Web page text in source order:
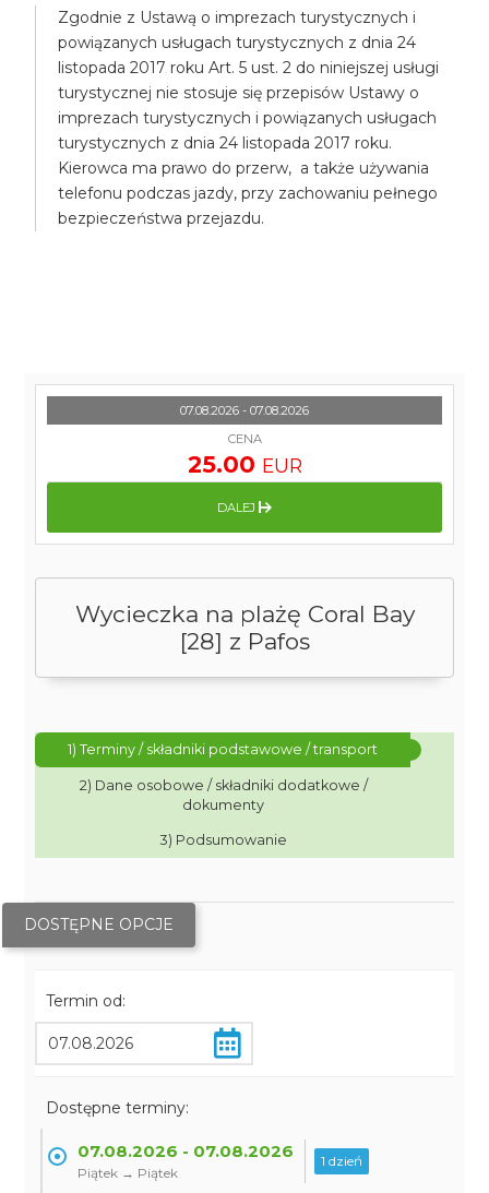
Zgodnie z Ustawą o imprezach turystycznych i
powiązanych usługach turystycznych z dnia 24
listopada 2017 roku Art. 5 ust. 2 do niniejszej usługi
turystycznej nie stosuje się przepisów Ustawy o
imprezach turystycznych i powiązanych usługach
turystycznych z dnia 24 listopada 2017 roku.
Kierowca ma prawo do przerw, a także używania
telefonu podczas jazdy, przy zachowaniu pełnego
bezpieczeństwa przejazdu.
Wycieczka na plażę Coral Bay
[28] z Pafos
1) Terminy / składniki podstawowe / transport
2) Dane osobowe / składniki dodatkowe /
dokumenty
3) Podsumowanie
DOSTĘPNE OPCJE
Termin od:
Dostępne terminy:
07.08.2026 - 07.08.2026
Piątek → Piątek
1 dzień
07.08.2026 - 07.08.2026
CENA
25.00 EUR
DALEJ